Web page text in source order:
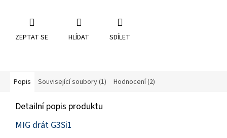
ZEPTAT SE HLÍDAT SDÍLET
Popis Související soubory (1) Hodnocení (2)
Detailní popis produktu
MIG drát G3Si1